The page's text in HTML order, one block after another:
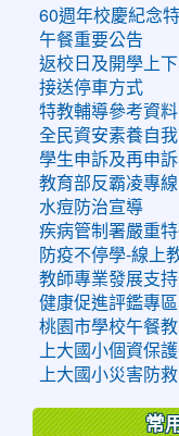
60週年校慶紀念特
午餐重要公告
返校日及開學上
接送停車方式
特教輔導參考資料
全民資安素養自
學生申訴及再申
教育部反霸凌專
水痘防治宣導
疾病管制署嚴重
防疫不停學-線上
教師專業發展支
健康促進評鑑專區
桃園市學校午餐
上大國小個資保
上大國小災害防
常